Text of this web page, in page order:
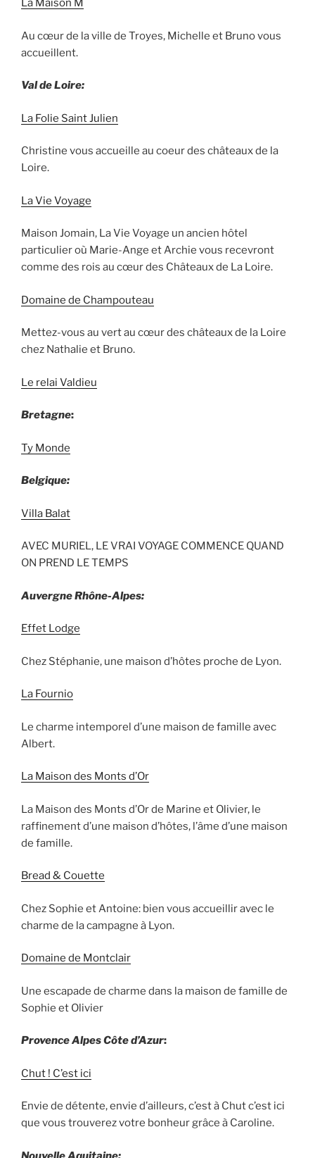
La Maison M
Au cœur de la ville de Troyes, Michelle et Bruno vous
accueillent.
Val de Loire:
La Folie Saint Julien
Christine vous accueille au coeur des châteaux de la
Loire.
La Vie Voyage
Maison Jomain, La Vie Voyage un ancien hôtel
particulier où Marie-Ange et Archie vous recevront
comme des rois au cœur des Châteaux de La Loire.
Domaine de Champouteau
Mettez-vous au vert au cœur des châteaux de la Loire
chez Nathalie et Bruno.
Le relai Valdieu
Bretagne:
Ty Monde
Belgique:
Villa Balat
AVEC MURIEL, LE VRAI VOYAGE COMMENCE QUAND
ON PREND LE TEMPS
Auvergne Rhône-Alpes:
Effet Lodge
Chez Stéphanie, une maison d’hôtes proche de Lyon.
La Fournio
Le charme intemporel d’une maison de famille avec
Albert.
La Maison des Monts d’Or
La Maison des Monts d’Or de Marine et Olivier, le
raffinement d’une maison d’hôtes, l’âme d’une maison
de famille.
Bread & Couette
Chez Sophie et Antoine: bien vous accueillir avec le
charme de la campagne à Lyon.
Domaine de Montclair
Une escapade de charme dans la maison de famille de
Sophie et Olivier
Provence Alpes Côte d’Azur:
Chut ! C’est ici
Envie de détente, envie d’ailleurs, c’est à Chut c’est ici
que vous trouverez votre bonheur grâce à Caroline.